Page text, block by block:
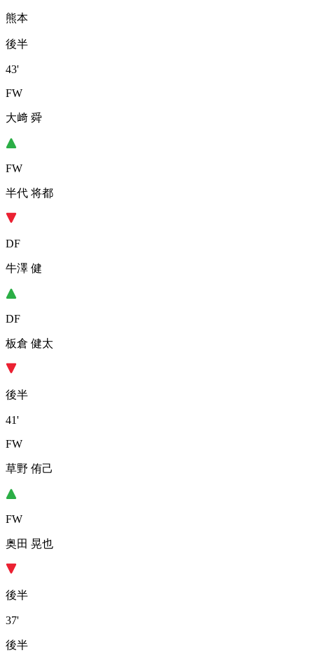
熊本
後半
43'
FW
大﨑 舜
FW
半代 将都
DF
牛澤 健
DF
板倉 健太
後半
41'
FW
草野 侑己
FW
奥田 晃也
後半
37'
後半